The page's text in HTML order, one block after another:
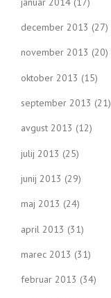
december 2013 (27)
november 2013 (20)
oktober 2013 (15)
september 2013 (21)
avgust 2013 (12)
julij 2013 (25)
junij 2013 (29)
maj 2013 (24)
april 2013 (31)
marec 2013 (31)
februar 2013 (34)